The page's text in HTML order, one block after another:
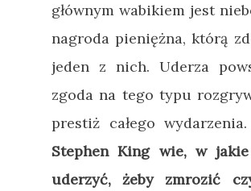
głównym wabikiem jest
nagroda pieniężna, którą
jeden z nich. Uderza
zgoda na tego typu
prestiż całego
Stephen King wie, w
uderzyć, żeby zmrozić